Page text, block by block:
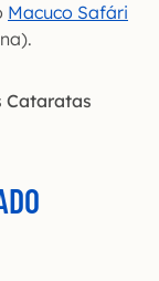
Macuco Safári
Cataratas